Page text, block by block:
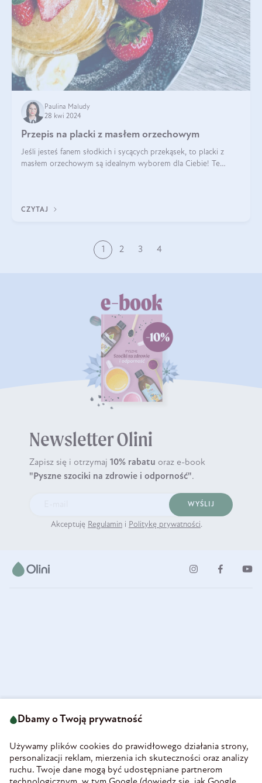
Paulina Maludy
28 kwi 2024
Przepis na placki z masłem orzechowym
Jeśli jesteś fanem słodkich i sycących przekąsek, to placki z
masłem orzechowym są idealnym wyborem dla Ciebie! Te
CZYTAJ
1 2 3 4
Newsletter Olini
Zapisz się i otrzymaj 10% rabatu oraz e-book
"Pyszne szociki na zdrowie i odporność".
WYŚLIJ
Akceptuję Regulamin i Politykę prywatności.
58-160 Świebodzice
REGON 890213034
INFORMACJE
Dbamy o Twoją prywatność
Używamy plików cookies do prawidłowego działania strony,
personalizacji reklam, mierzenia ich skuteczności oraz analizy
ruchu. Twoje dane mogą być udostępniane partnerom